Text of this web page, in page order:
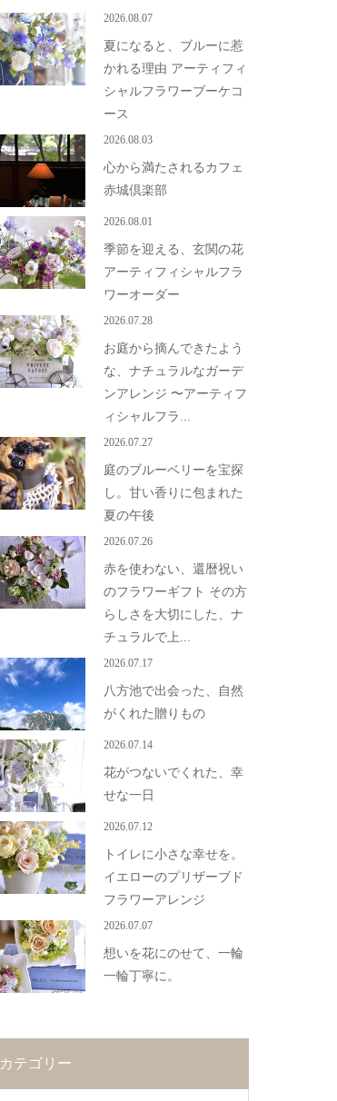
2026.08.07
夏になると、ブルーに惹
かれる理由 アーティフィ
シャルフラワーブーケコ
ース
2026.08.03
心から満たされるカフェ
赤城倶楽部
2026.08.01
季節を迎える、玄関の花
アーティフィシャルフラ
ワーオーダー
2026.07.28
お庭から摘んできたよう
な、ナチュラルなガーデ
ンアレンジ 〜アーティフ
ィシャルフラ...
2026.07.27
庭のブルーベリーを宝探
し。甘い香りに包まれた
夏の午後
2026.07.26
赤を使わない、還暦祝い
のフラワーギフト その方
らしさを大切にした、ナ
チュラルで上...
2026.07.17
八方池で出会った、自然
がくれた贈りもの
2026.07.14
花がつないでくれた、幸
せな一日
2026.07.12
トイレに小さな幸せを。
イエローのプリザーブド
フラワーアレンジ
2026.07.07
想いを花にのせて、一輪
一輪丁寧に。
カテゴリー